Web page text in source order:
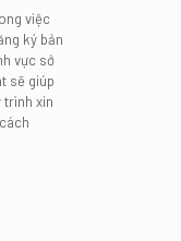
việc
ký bản
vực sở
sẽ giúp
trình xin